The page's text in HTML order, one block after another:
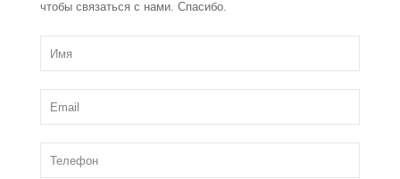
чтобы связаться с нами. Спасибо.